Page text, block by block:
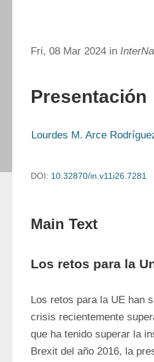
Fri, 08 Mar 2024 in
Presentación
Lourdes M. Arce
DOI: 10.32870/in.v11i26.7281
Main Text
Los retos para la
Los retos para la UE han
crisis recientemente
que ha tenido superar la
Brexit del año 2016, la